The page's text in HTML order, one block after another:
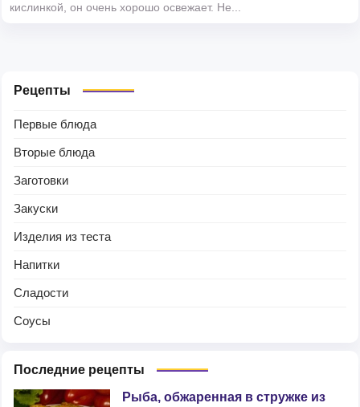
кислинкой, он очень хорошо освежает. Не...
Рецепты
Первые блюда
Вторые блюда
Заготовки
Закуски
Изделия из теста
Напитки
Сладости
Соусы
Последние рецепты
Рыба, обжаренная в стружке из